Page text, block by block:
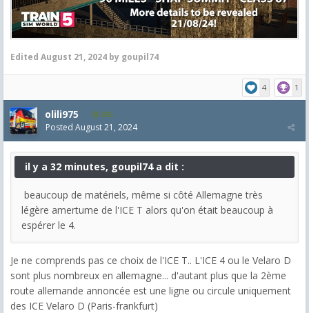
Edited August 21, 2024 by goupil74
4 1
olili975 685
Posted August 21, 2024
il y a 32 minutes, goupil74 a dit :
beaucoup de matériels, même si côté Allemagne très
légère amertume de l'ICE T alors qu'on était beaucoup à
espérer le 4.
Je ne comprends pas ce choix de l'ICE T.. L'ICE 4 ou le Velaro D
sont plus nombreux en allemagne... d'autant plus que la 2ème
route allemande annoncée est une ligne ou circule uniquement
des ICE Velaro D (Paris-frankfurt)